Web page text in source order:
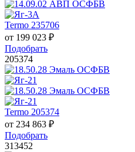
Termo 235706
от 199 023 ₽
Подобрать
205374
Termo 205374
от 234 863 ₽
Подобрать
313452